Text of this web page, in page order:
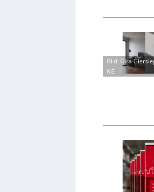
Bild: Gira
KG